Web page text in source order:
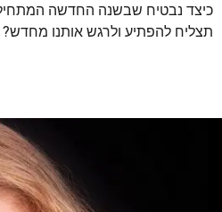
כיצד נבטיח שבשנה החדשה
תצליח להפתיע ולרגש אותנו מחדש?